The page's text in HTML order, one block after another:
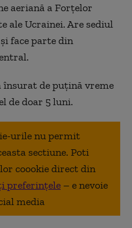
aeriană a Forțelor
ale Ucrainei. Are sediul
face parte din
însurat de puțină vreme
de doar 5 luni.
urile nu permit
sectiune. Poti
coookie direct din
preferințele – e nevoie
media